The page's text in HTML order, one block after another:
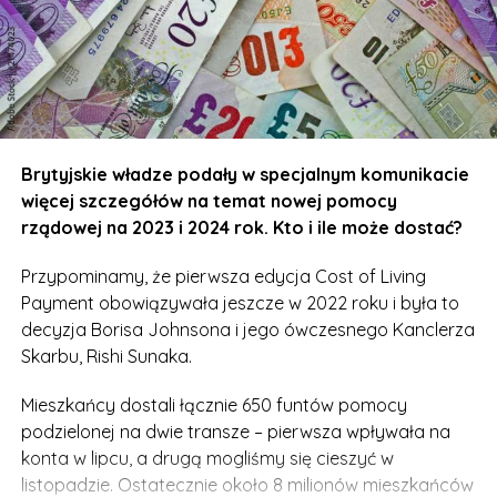
Brytyjskie władze podały w specjalnym komunikacie
więcej szczegółów na temat nowej pomocy
rządowej na 2023 i 2024 rok. Kto i ile może dostać?
Przypominamy, że pierwsza edycja Cost of Living
Payment obowiązywała jeszcze w 2022 roku i była to
decyzja Borisa Johnsona i jego ówczesnego Kanclerza
Skarbu, Rishi Sunaka.
Mieszkańcy dostali łącznie 650 funtów pomocy
podzielonej na dwie transze – pierwsza wpływała na
konta w lipcu, a drugą mogliśmy się cieszyć w
listopadzie. Ostatecznie około 8 milionów mieszkańców